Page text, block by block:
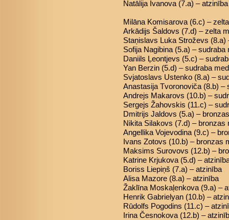
Natālija Ivanova (7.a) – atzinība
Milāna Komisarova (6.c) –
Arkādijs Šaldovs (7.d) – zelta
Staņislavs Luka Stroževs (8.a)
Sofija Nagibina (5.a) – sudraba
Daniils Ļeontjevs (5.c) –
Yan Berzin (5.d) – sudraba
Svjatoslavs Ustenko (8.a) –
Anastasija Tvoronoviča (8.b) –
Andrejs Makarovs (10.b) –
Sergejs Žahovskis (11.c) –
Dmitrijs Jaldovs (5.a) –
Nikita Silakovs (7.d) – bronzas
Angellika Vojevodina (9.c) –
Ivans Zotovs (10.b) – bronzas
Maksims Surovovs (12.b) –
Katrine Krjukova (5.d) –
Boriss Liepiņš (7.a) – atzinība
Alisa Mazore (8.a) – atzinība
Žaklīna Moskaļenkova (9.a) –
Henrik Gabrielyan (10.b) –
Rūdolfs Pogodins (11.c) –
Irina Česnokova (12.b) –